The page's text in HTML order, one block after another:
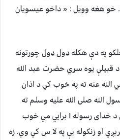
خو هغه وويل : « داخو عيسويان
په دې هكله ډول ډول چورتونه
قبيلې يوه سړي حضرت عبد الله
الله عنه ته په خوب كي د اذان
الله صلی الله عليه وسلم ته
د خداى رسوله ! برايي مي خوب
او زنګوله يې په لا س كي وي. زه